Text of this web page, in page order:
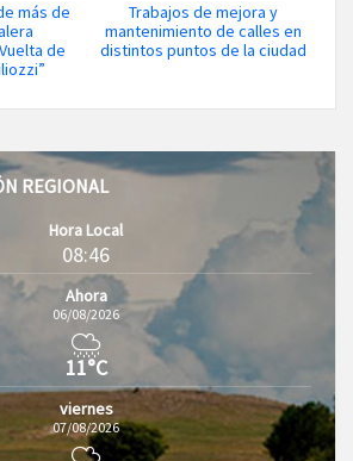
más de
de
Trabajos de mejora y
mantenimiento de calles en
distintos puntos de la ciudad
REGIONAL
Hora Local
08:46
Ahora
06/08/2026
11°C
viernes
07/08/2026